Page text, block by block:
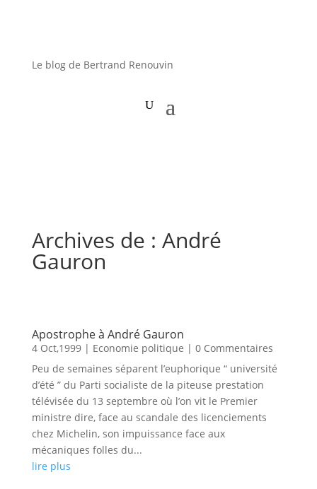
Le blog de Bertrand Renouvin
Archives de : André
Gauron
Apostrophe à André Gauron
4 Oct,1999| Economie politique | 0 Commentaires
Peu de semaines séparent l’euphorique “ université
d’été ” du Parti socialiste de la piteuse prestation
télévisée du 13 septembre où l’on vit le Premier
ministre dire, face au scandale des licenciements
chez Michelin, son impuissance face aux
mécaniques folles du...
lire plus